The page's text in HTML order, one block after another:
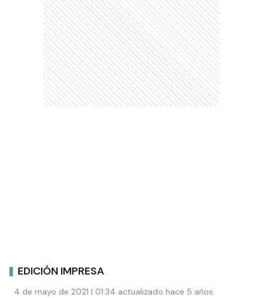
EDICIÓN IMPRESA
4 de mayo de 2021 | 01:34 actualizado hace 5 años